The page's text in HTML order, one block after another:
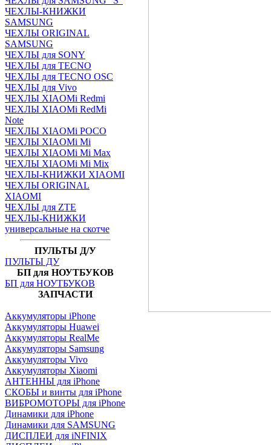
ЧЕХЛЫ-КНИЖКИ
SAMSUNG
ЧЕХЛЫ ORIGINAL
SAMSUNG
ЧЕХЛЫ для SONY
ЧЕХЛЫ для TECNO
ЧЕХЛЫ для TECNO OSC
ЧЕХЛЫ для Vivo
ЧЕХЛЫ XIAOMi Redmi
ЧЕХЛЫ XIAOMi RedMi
Note
ЧЕХЛЫ XIAOMi POCO
ЧЕХЛЫ XIAOMi Mi
ЧЕХЛЫ XIAOMi Mi Max
ЧЕХЛЫ XIAOMi Mi Mix
ЧЕХЛЫ-КНИЖКИ XIAOMI
ЧЕХЛЫ ORIGINAL
XIAOMI
ЧЕХЛЫ для ZTE
ЧЕХЛЫ-КНИЖКИ
универсальные на скотче
ПУЛЬТЫ Д/У
ПУЛЬТЫ ДУ
БП для НОУТБУКОВ
БП для НОУТБУКОВ
ЗАПЧАСТИ
Аккумуляторы iPhone
Аккумуляторы Huawei
Аккумуляторы RealMe
Аккумуляторы Samsung
Аккумуляторы Vivo
Аккумуляторы Xiaomi
АНТЕННЫ для iPhone
СКОБЫ и винты для iPhone
ВИБРОМОТОРЫ для iPhone
Динамики для iPhone
Динамики для SAMSUNG
ДИСПЛЕИ для iNFINIX